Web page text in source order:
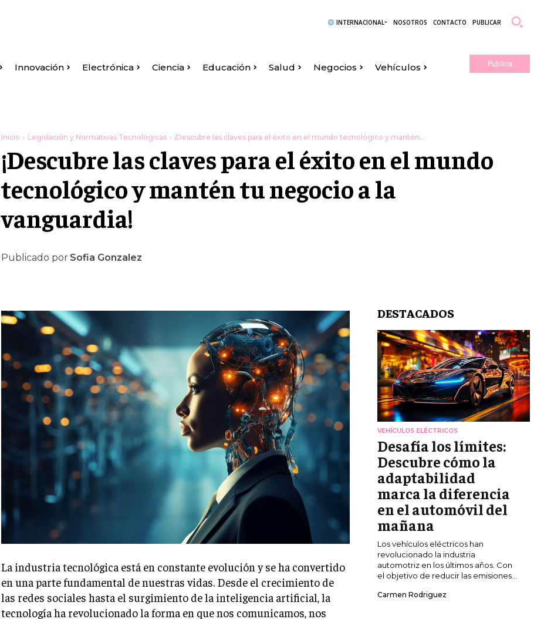
INTERNACIONAL NOSOTROS CONTACTO PUBLICAR
Innovación Electrónica Ciencia Educación Salud Negocios Vehículos Publica
Inicio Legislación y Normativas Tecnológicas ¡Descubre las claves para el éxito en el mundo tecnológico y mantén...
¡Descubre las claves para el éxito en el mundo
tecnológico y mantén tu negocio a la
vanguardia!
Publicado por Sofia Gonzalez
La industria tecnológica está en constante evolución y se ha convertido
en una parte fundamental de nuestras vidas. Desde el crecimiento de
las redes sociales hasta el surgimiento de la inteligencia artificial, la
tecnología ha revolucionado la forma en que nos comunicamos, nos
DESTACADOS
VEHÍCULOS ELÉCTRICOS
Desafía los límites:
Descubre cómo la
adaptabilidad
marca la diferencia
en el automóvil del
mañana
Los vehículos eléctricos han
revolucionado la industria
automotriz en los últimos años. Con
el objetivo de reducir las emisiones...
Carmen Rodriguez